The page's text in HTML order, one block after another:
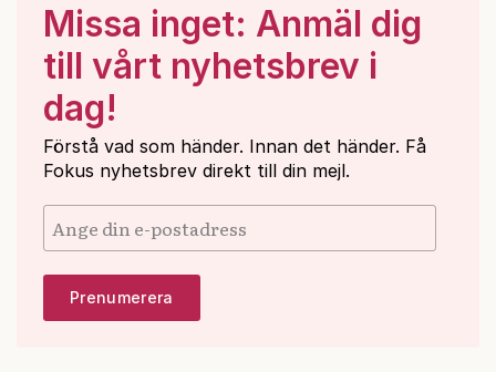
Missa inget: Anmäl dig
till vårt nyhetsbrev i
dag!
Förstå vad som händer. Innan det händer. Få
Fokus nyhetsbrev direkt till din mejl.